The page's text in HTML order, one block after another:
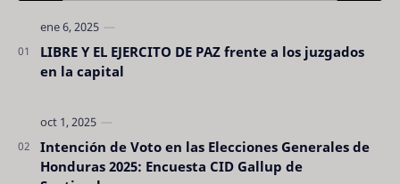
LIBRE Y EL EJERCITO DE PAZ frente a los juzgados
en la capital
Intención de Voto en las Elecciones Generales de
Honduras 2025: Encuesta CID Gallup de